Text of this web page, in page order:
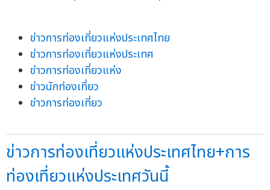
ข่าวการท่องเที่ยวแห่งประเทศไทย
ข่าวการท่องเที่ยวแห่งประเทศ
ข่าวการท่องเที่ยวแห่ง
ข่าวนักท่องเที่ยว
ข่าวการท่องเที่ยว
ข่าวการท่องเที่ยวแห่งประเทศไทย+การ
ท่องเที่ยวแห่งประเทศวันนี้